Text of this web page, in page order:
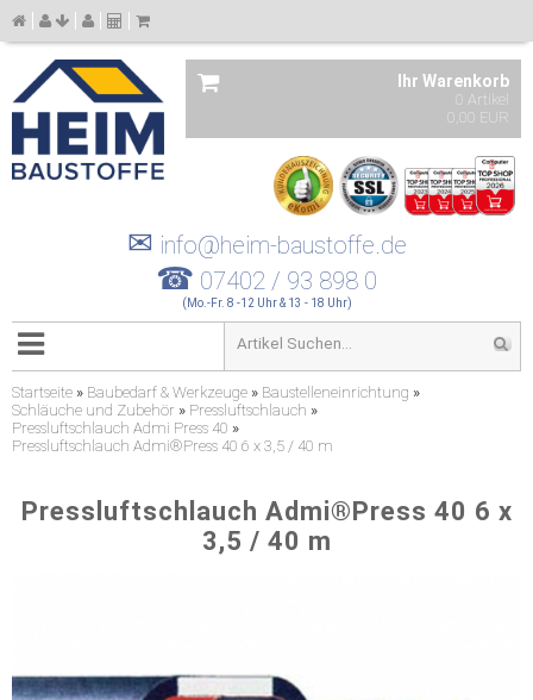
Ihr Warenkorb
0 Artikel
0,00 EUR
✉ info@heim-baustoffe.de
☎ 07402 / 93 898 0
(Mo.-Fr. 8 -12 Uhr & 13 - 18 Uhr)
Startseite » Baubedarf & Werkzeuge » Baustelleneinrichtung »
Schläuche und Zubehör » Pressluftschlauch »
Pressluftschlauch Admi Press 40 »
Pressluftschlauch Admi®Press 40 6 x 3,5 / 40 m
Pressluftschlauch Admi®Press 40 6 x
3,5 / 40 m